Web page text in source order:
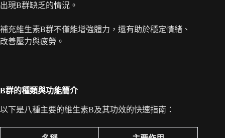
出現B群缺乏的情況。
補充維生素B群不僅能增強體力，還有助於穩定情緒、
改善壓力與疲勞。
B群的種類與功能簡介
以下是八種主要的維生素B及其功效的快速指南：